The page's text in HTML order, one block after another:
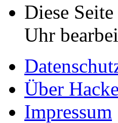
Diese
Uhr
Über
Impressum